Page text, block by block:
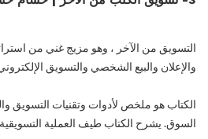
التسويق من الآخر ، وهو مزيج غني من
والإعلان والبيع الشخصي والتسويق
الكتاب هو ملخص لأدوات وتقنيات التسويق
السوق. يشرح الكتاب طيف العملية